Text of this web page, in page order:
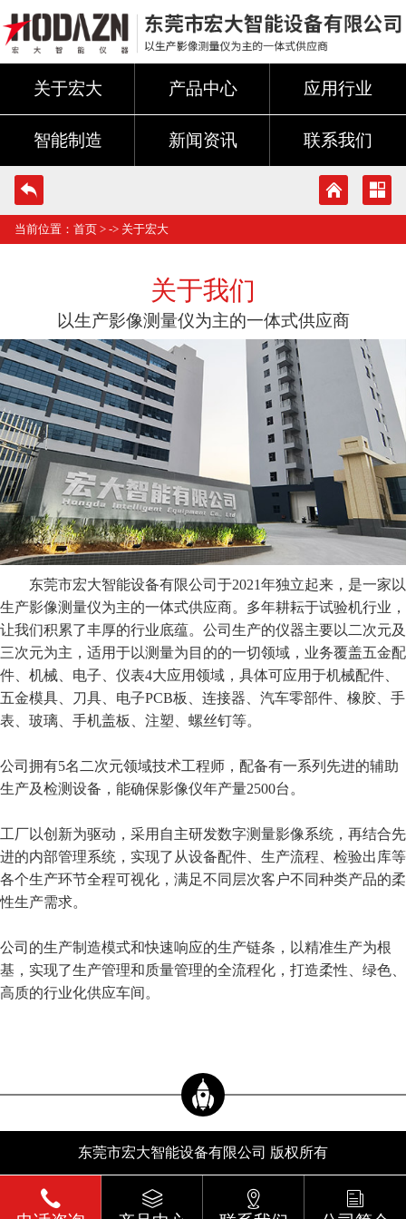
关于宏大 产品中心 应用行业
智能制造 新闻资讯 联系我们
当前位置： 首页 > -> 关于宏大
关于我们
以生产影像测量仪为主的一体式供应商
东莞市宏大智能设备有限公司于2021年独立起来，是一家以
生产影像测量仪为主的一体式供应商。多年耕耘于试验机行业，
让我们积累了丰厚的行业底蕴。公司生产的仪器主要以二次元及
三次元为主，适用于以测量为目的的一切领域，业务覆盖五金配
件、机械、电子、仪表4大应用领域，具体可应用于机械配件、
五金模具、刀具、电子PCB板、连接器、汽车零部件、橡胶、手
表、玻璃、手机盖板、注塑、螺丝钉等。
公司拥有5名二次元领域技术工程师，配备有一系列先进的辅助
生产及检测设备，能确保影像仪年产量2500台。
工厂以创新为驱动，采用自主研发数字测量影像系统，再结合先
进的内部管理系统，实现了从设备配件、生产流程、检验出库等
各个生产环节全程可视化，满足不同层次客户不同种类产品的柔
性生产需求。
公司的生产制造模式和快速响应的生产链条，以精准生产为根
基，实现了生产管理和质量管理的全流程化，打造柔性、绿色、
高质的行业化供应车间。
东莞市宏大智能设备有限公司 版权所有